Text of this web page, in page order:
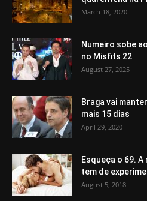
March 18, 2020
Numeiro sobe
no Misfits 22
August 27, 2025
Braga vai
mais 15 dias
April 29, 2020
Esqueça o 69.
tem de
August 5, 2018